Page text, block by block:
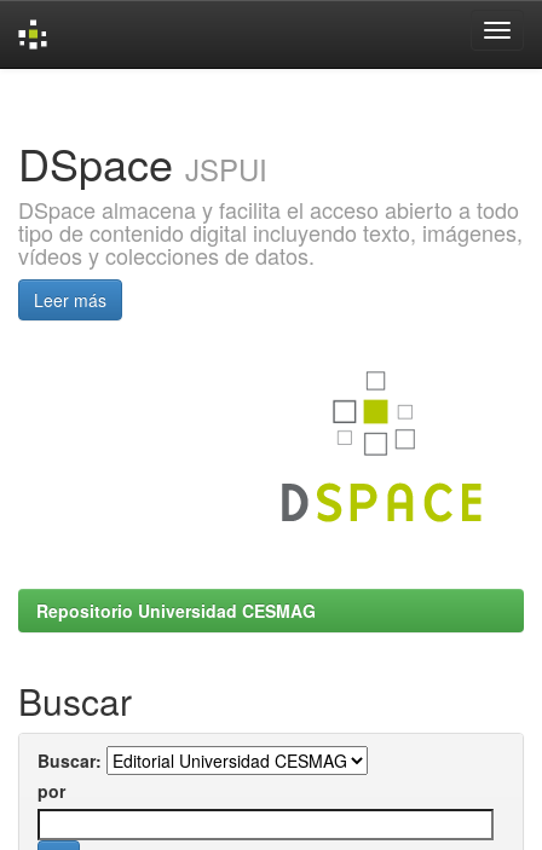
DSpace JSPUI
DSpace almacena y facilita el acceso abierto a todo
tipo de contenido digital incluyendo texto, imágenes,
vídeos y colecciones de datos.
Leer más
Repositorio Universidad CESMAG
Buscar
Buscar:
por